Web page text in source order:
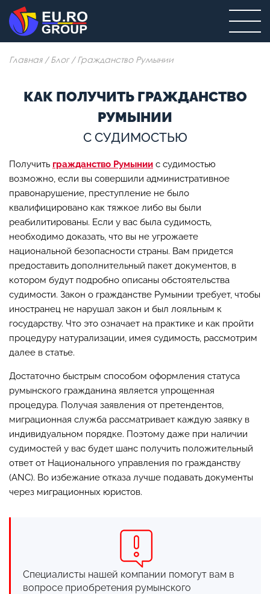
Главная / Блог / Гражданство Румынии
КАК ПОЛУЧИТЬ ГРАЖДАНСТВО
РУМЫНИИ
С СУДИМОСТЬЮ
Получить гражданство Румынии с судимостью
возможно, если вы совершили административное
правонарушение, преступление не было
квалифицировано как тяжкое либо вы были
реабилитированы. Если у вас была судимость,
необходимо доказать, что вы не угрожаете
национальной безопасности страны. Вам придется
предоставить дополнительный пакет документов, в
котором будут подробно описаны обстоятельства
судимости. Закон о гражданстве Румынии требует, чтобы
иностранец не нарушал закон и был лояльным к
государству. Что это означает на практике и как пройти
процедуру натурализации, имея судимость, рассмотрим
далее в статье.
Достаточно быстрым способом оформления статуса
румынского гражданина является упрощенная
процедура. Получая заявления от претендентов,
миграционная служба рассматривает каждую заявку в
индивидуальном порядке. Поэтому даже при наличии
судимостей у вас будет шанс получить положительный
ответ от Национального управления по гражданству
(ANC). Во избежание отказа лучше подавать документы
через миграционных юристов.
Специалисты нашей компании помогут вам в
вопросе приобретения румынского